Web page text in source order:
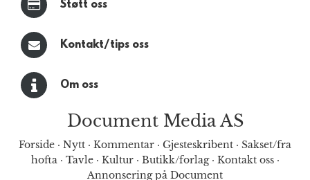
Støtt oss
Kontakt/tips oss
Om oss
Document Media AS
Forside · Nytt · Kommentar · Gjesteskribent · Sakset/fra
hofta· Tavle· Kultur· Butikk/forlag· Kontakt oss·
Annonsering på Document